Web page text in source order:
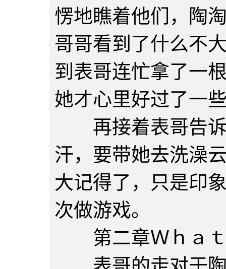
愣地瞧着他们，陶
哥哥看到了什么不
到表哥连忙拿了一
她才心里好过了一
再接着表哥告诉
汗，要带她去洗澡
大记得了，只是印
次做游戏。
第二章Ｗｈａｔ